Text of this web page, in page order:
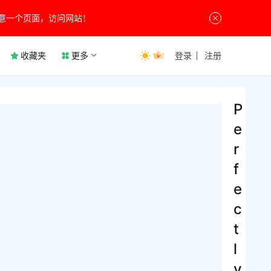
个页面，访问网站！
收藏夹 更多 登录 注册
P
e
r
f
e
c
t
l